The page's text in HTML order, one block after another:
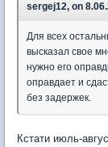
sergej12, on
Для всех
высказал свое
нужно его
оправдает и
без задержек.
Кстати июль-